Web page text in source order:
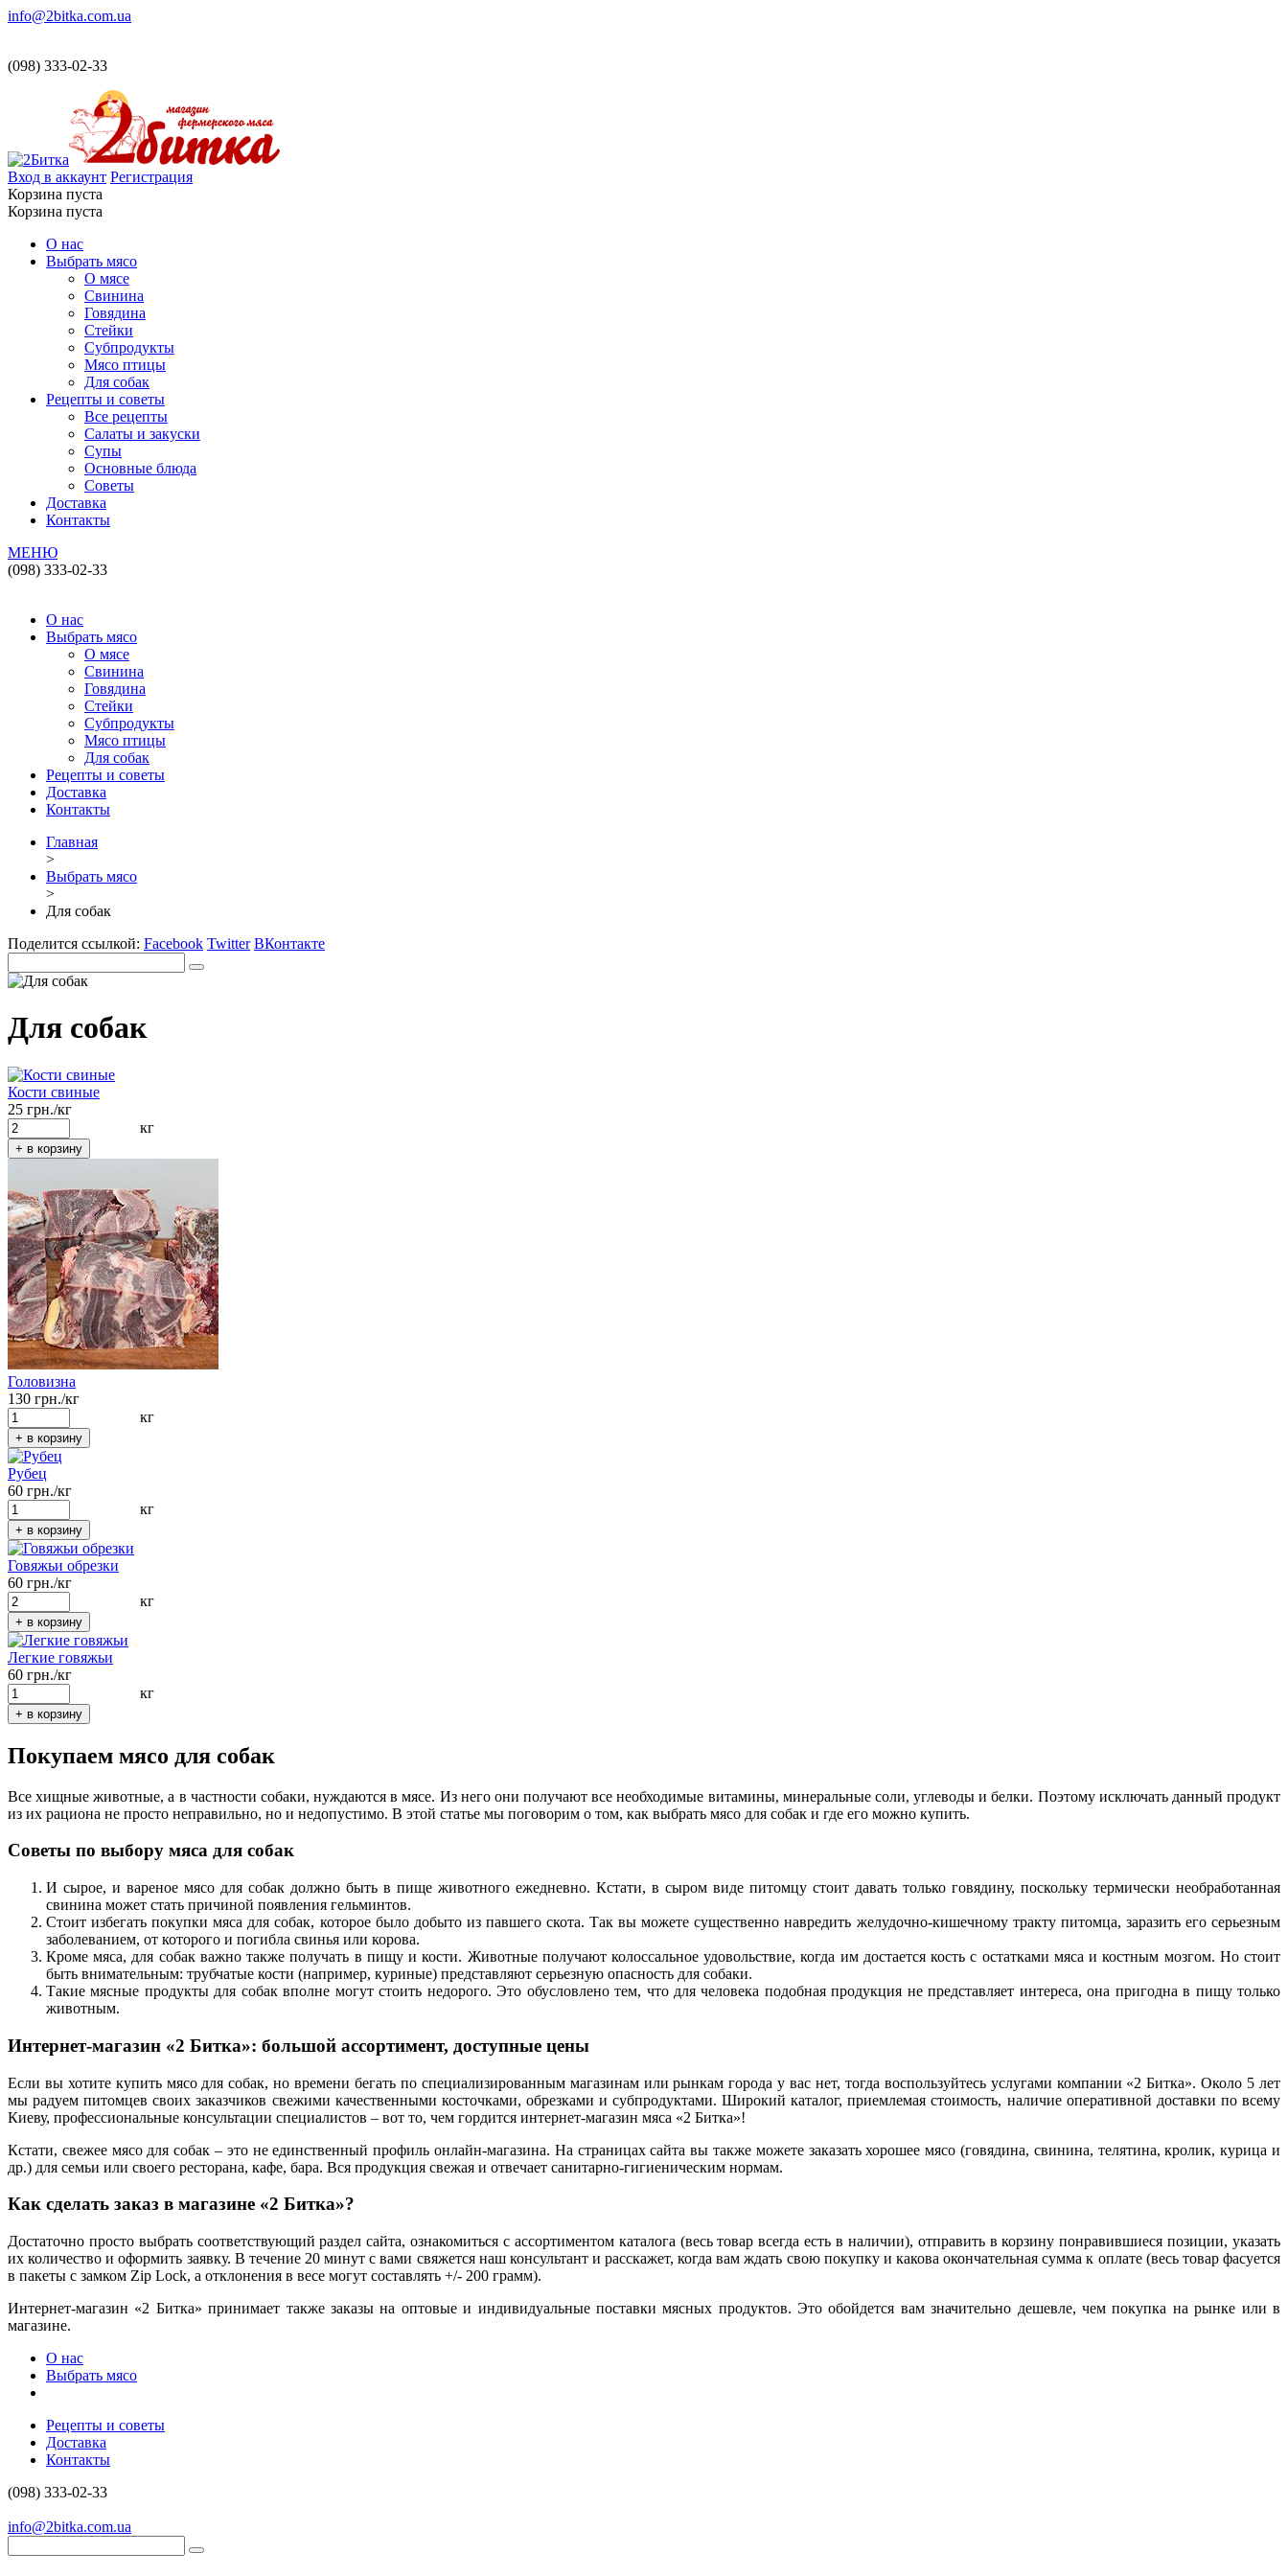
info@2bitka.com.ua
(098) 333-02-33
Вход в аккаунт Регистрация
Корзина пуста
Корзина пуста
О нас
Выбрать мясо
О мясе
Свинина
Говядина
Стейки
Субпродукты
Мясо птицы
Для собак
Рецепты и советы
Все рецепты
Салаты и закуски
Супы
Основные блюда
Советы
Доставка
Контакты
МЕНЮ
(098) 333-02-33
О нас
Выбрать мясо
О мясе
Свинина
Говядина
Стейки
Субпродукты
Мясо птицы
Для собак
Рецепты и советы
Доставка
Контакты
Главная
>
Выбрать мясо
>
Для собак
Поделится ссылкой: Facebook Twitter ВКонтакте
Для собак
Кости свиные
25 грн./кг
кг
Головизна
130 грн./кг
кг
Рубец
60 грн./кг
кг
Говяжьи обрезки
60 грн./кг
кг
Легкие говяжьи
60 грн./кг
кг
Покупаем мясо для собак
Все хищные животные, а в частности собаки, нуждаются в мясе. Из него они получают все необходимые витамины, минеральные соли, углеводы и белки. Поэтому исключать данный продукт
из их рациона не просто неправильно, но и недопустимо. В этой статье мы поговорим о том, как выбрать мясо для собак и где его можно купить.
Советы по выбору мяса для собак
И сырое, и вареное мясо для собак должно быть в пище животного ежедневно. Кстати, в сыром виде питомцу стоит давать только говядину, поскольку термически необработанная
свинина может стать причиной появления гельминтов.
Стоит избегать покупки мяса для собак, которое было добыто из павшего скота. Так вы можете существенно навредить желудочно-кишечному тракту питомца, заразить его серьезным
заболеванием, от которого и погибла свинья или корова.
Кроме мяса, для собак важно также получать в пищу и кости. Животные получают колоссальное удовольствие, когда им достается кость с остатками мяса и костным мозгом. Но стоит
быть внимательным: трубчатые кости (например, куриные) представляют серьезную опасность для собаки.
Такие мясные продукты для собак вполне могут стоить недорого. Это обусловлено тем, что для человека подобная продукция не представляет интереса, она пригодна в пищу только
животным.
Интернет-магазин «2 Битка»: большой ассортимент, доступные цены
Если вы хотите купить мясо для собак, но времени бегать по специализированным магазинам или рынкам города у вас нет, тогда воспользуйтесь услугами компании «2 Битка». Около 5 лет
мы радуем питомцев своих заказчиков свежими качественными косточками, обрезками и субпродуктами. Широкий каталог, приемлемая стоимость, наличие оперативной доставки по всему
Киеву, профессиональные консультации специалистов – вот то, чем гордится интернет-магазин мяса «2 Битка»!
Кстати, свежее мясо для собак – это не единственный профиль онлайн-магазина. На страницах сайта вы также можете заказать хорошее мясо (говядина, свинина, телятина, кролик, курица и
др.) для семьи или своего ресторана, кафе, бара. Вся продукция свежая и отвечает санитарно-гигиеническим нормам.
Как сделать заказ в магазине «2 Битка»?
Достаточно просто выбрать соответствующий раздел сайта, ознакомиться с ассортиментом каталога (весь товар всегда есть в наличии), отправить в корзину понравившиеся позиции, указать
их количество и оформить заявку. В течение 20 минут с вами свяжется наш консультант и расскажет, когда вам ждать свою покупку и какова окончательная сумма к оплате (весь товар фасуется
в пакеты с замком Zip Lock, а отклонения в весе могут составлять +/- 200 грамм).
Интернет-магазин «2 Битка» принимает также заказы на оптовые и индивидуальные поставки мясных продуктов. Это обойдется вам значительно дешевле, чем покупка на рынке или в
магазине.
О нас
Выбрать мясо
Рецепты и советы
Доставка
Контакты
(098) 333-02-33
info@2bitka.com.ua